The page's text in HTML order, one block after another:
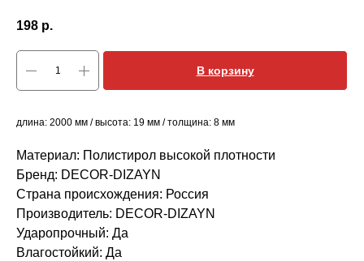
198 р.
В корзину
длина: 2000 мм / высота: 19 мм / толщина: 8 мм
Материал: Полистирол высокой плотности
Бренд: DECOR-DIZAYN
Страна происхождения: Россия
Производитель: DECOR-DIZAYN
Ударопрочный: Да
Влагостойкий: Да